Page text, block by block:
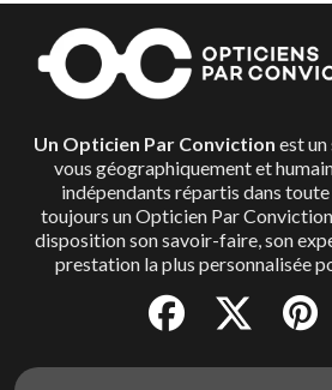
Un Opticien Par Conviction est
vous géographiquement et
indépendants répartis dans toute
toujours un Opticien Par
disposition son savoir-faire, son
prestation la plus personnalisée